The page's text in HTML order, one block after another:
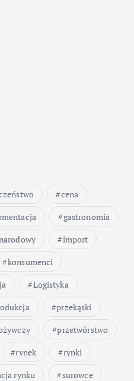
cena
gastronomia
import
konsumenci
Logistyka
przekąski
przetwórstwo
rynek
rynki
rynku
surowce